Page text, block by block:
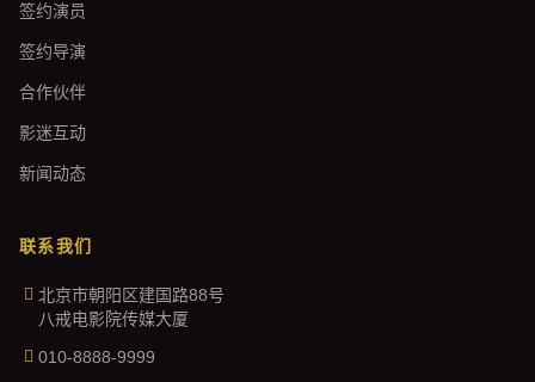
签约演员
签约导演
合作伙伴
影迷互动
新闻动态
联系我们
北京市朝阳区建国路88号
八戒电影院传媒大厦
010-8888-9999